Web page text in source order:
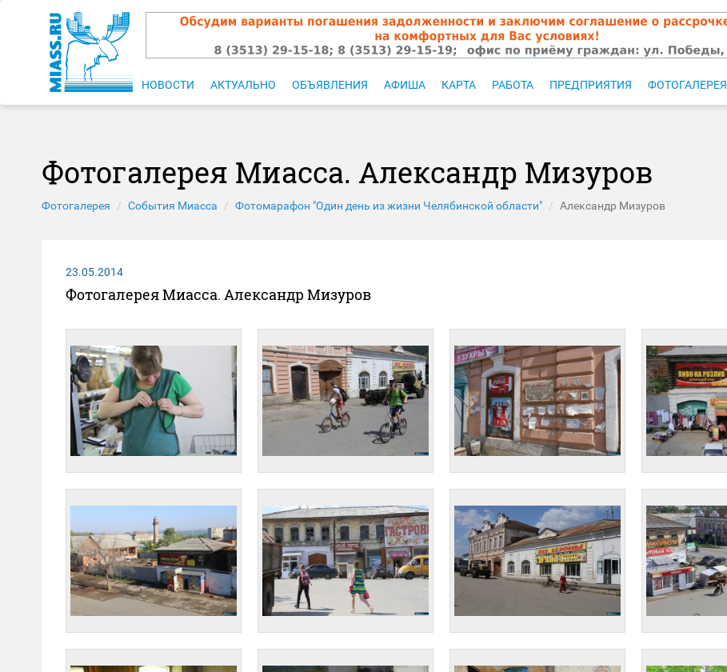
НОВОСТИ АКТУАЛЬНО ОБЪЯВЛЕНИЯ АФИША КАРТА РАБОТА ПРЕДПРИЯТИЯ ФОТОГАЛЕРЕЯ
Фотогалерея Миасса. Александр Мизуров
Фотогалерея События Миасса Фотомарафон "Один день из жизни Челябинской области" Александр Мизуров
23.05.2014
Фотогалерея Миасса. Александр Мизуров